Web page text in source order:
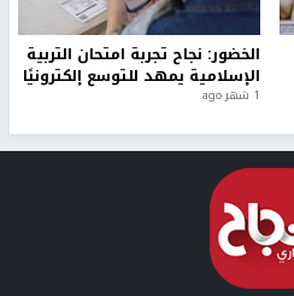
الخضور: نجاح تجربة امتحان التربية
الإسلامية يمهد للتوسع إلكترونيًا
1 شهر ago